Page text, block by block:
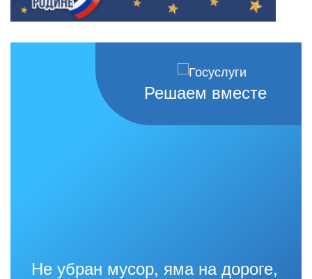
Решаем вместе
Не убран мусор, яма на дороге,